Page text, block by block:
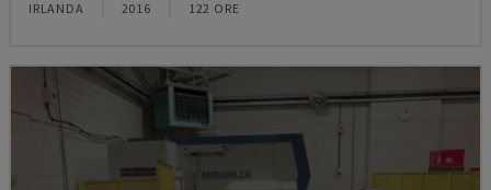
IRLANDA 2016 122 ORE